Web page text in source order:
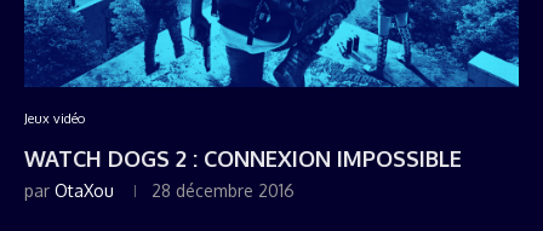
Jeux vidéo
WATCH DOGS 2 : CONNEXION IMPOSSIBLE
par OtaXou 28 décembre 2016